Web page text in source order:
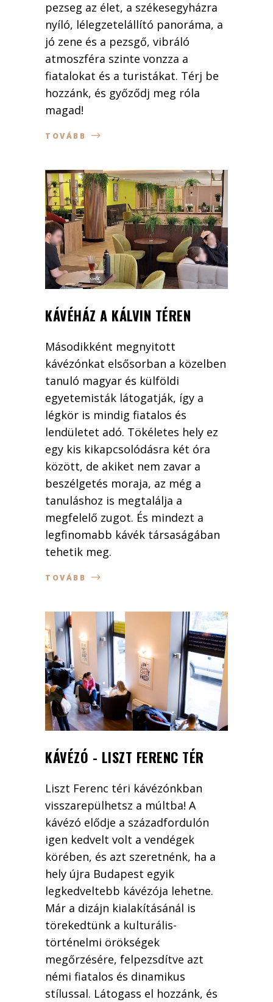
pezseg az élet, a székesegyházra
nyíló, lélegzetelállító panoráma, a
jó zene és a pezsgő, vibráló
atmoszféra szinte vonzza a
fiatalokat és a turistákat. Térj be
hozzánk, és győződj meg róla
magad!
TOVÁBB
KÁVÉHÁZ A KÁLVIN TÉREN
Másodikként megnyitott
kávézónkat elsősorban a közelben
tanuló magyar és külföldi
egyetemisták látogatják, így a
légkör is mindig fiatalos és
lendületet adó. Tökéletes hely ez
egy kis kikapcsolódásra két óra
között, de akiket nem zavar a
beszélgetés moraja, az még a
tanuláshoz is megtalálja a
megfelelő zugot. És mindezt a
legfinomabb kávék társaságában
tehetik meg.
TOVÁBB
KÁVÉZÓ - LISZT FERENC TÉR
Liszt Ferenc téri kávézónkban
visszarepülhetsz a múltba! A
kávézó elődje a századfordulón
igen kedvelt volt a vendégek
körében, és azt szeretnénk, ha a
hely újra Budapest egyik
legkedveltebb kávézója lehetne.
Már a dizájn kialakításánál is
törekedtünk a kulturális-
történelmi örökségek
megőrzésére, felpezsdítve azt
némi fiatalos és dinamikus
stílussal. Látogass el hozzánk, és